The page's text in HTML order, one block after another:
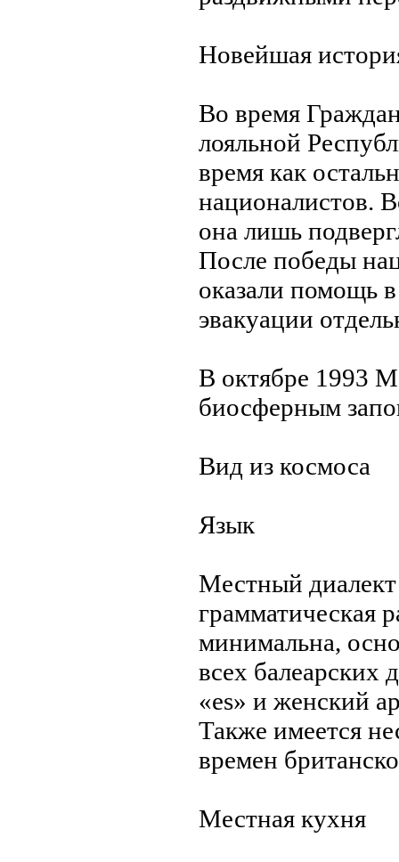
Новейшая
Во время
лояльной
время как
националистов.
она лишь
После победы
оказали помощь
эвакуации
В октябре 1993
биосферным
Вид из космоса
Язык
Местный диалект
грaмматическая
минимальна,
всех балеарских
«es» и женский
Также имеется
времен
Местная кухня